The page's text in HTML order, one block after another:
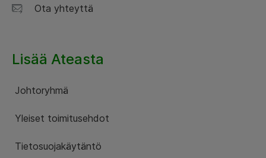
Ota yhteyttä
Lisää Ateasta
Johtoryhmä
Yleiset toimitusehdot
Tietosuojakäytäntö